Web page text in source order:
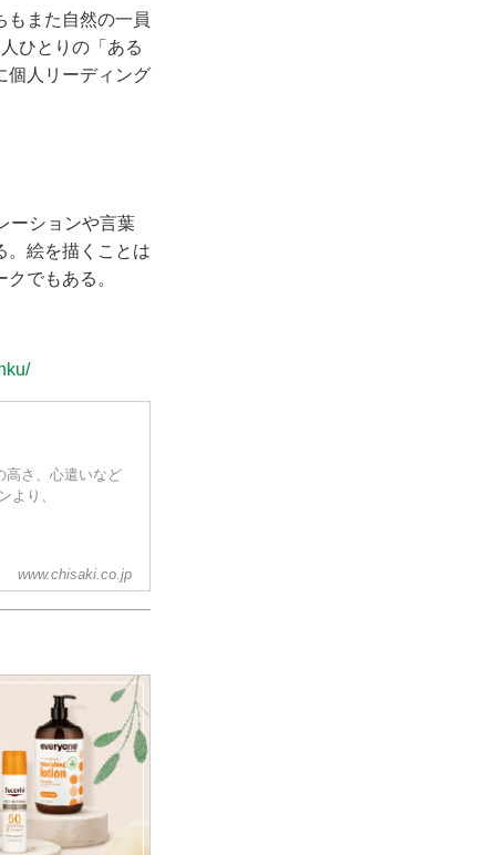
もまた自然の一員
ひとりの「ある
個人リーディング
ーションや言葉
。絵を描くことは
でもある。
高さ、心遣いなど
より、
www.chisaki.co.jp